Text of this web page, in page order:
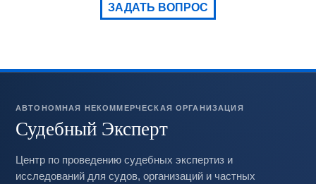
ЗАДАТЬ ВОПРОС
АВТОНОМНАЯ НЕКОММЕРЧЕСКАЯ ОРГАНИЗАЦИЯ
Судебный Эксперт
Центр по проведению судебных экспертиз и
исследований для судов, организаций и частных